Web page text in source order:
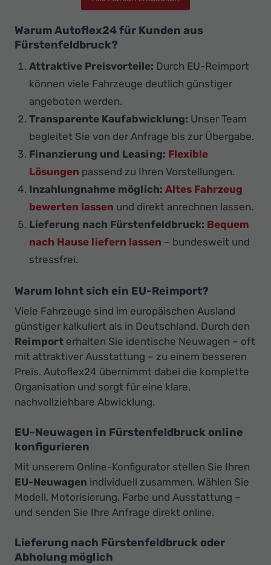
Warum Autoflex24 für Kunden aus
Fürstenfeldbruck?
Attraktive Preisvorteile: Durch EU-Reimport
können viele Fahrzeuge deutlich günstiger
angeboten werden.
Transparente Kaufabwicklung: Unser Team
begleitet Sie von der Anfrage bis zur Übergabe.
Finanzierung und Leasing: Flexible
Lösungen passend zu Ihren Vorstellungen.
Inzahlungnahme möglich: Altes Fahrzeug
bewerten lassen und direkt anrechnen lassen.
Lieferung nach Fürstenfeldbruck: Bequem
nach Hause liefern lassen – bundesweit und
stressfrei.
Warum lohnt sich ein EU-Reimport?
Viele Fahrzeuge sind im europäischen Ausland
günstiger kalkuliert als in Deutschland. Durch den
Reimport erhalten Sie identische Neuwagen – oft
mit attraktiver Ausstattung – zu einem besseren
Preis. Autoflex24 übernimmt dabei die komplette
Organisation und sorgt für eine klare,
nachvollziehbare Abwicklung.
EU-Neuwagen in Fürstenfeldbruck online
konfigurieren
Mit unserem Online-Konfigurator stellen Sie Ihren
EU-Neuwagen individuell zusammen. Wählen Sie
Modell, Motorisierung, Farbe und Ausstattung –
und senden Sie Ihre Anfrage direkt online.
Lieferung nach Fürstenfeldbruck oder
Abholung möglich